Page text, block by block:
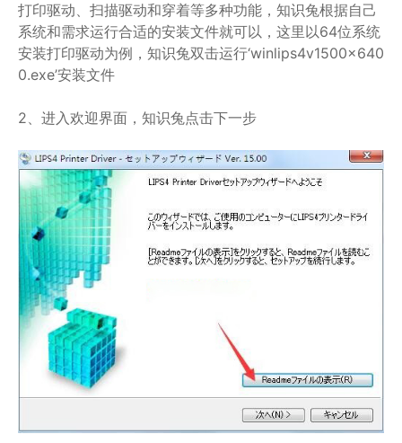
打印驱动、扫描驱动和穿着等多种功能，知识兔根据自己
系统和需求运行合适的安装文件就可以，这里以64位系统
安装打印驱动为例，知识兔双击运行‘winlips4v1500x640
0.exe’安装文件
2、进入欢迎界面，知识兔点击下一步